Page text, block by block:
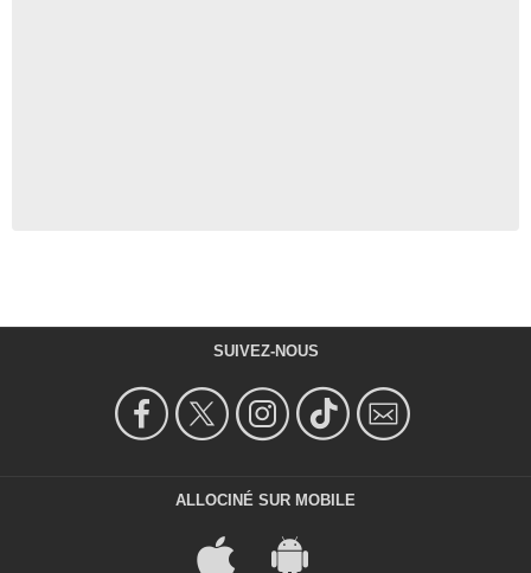
SUIVEZ-NOUS
ALLOCINÉ SUR MOBILE